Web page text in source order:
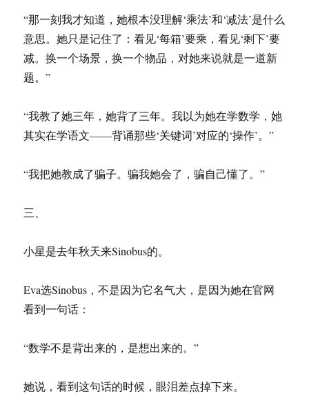
“那一刻我才知道，她根本没理解‘乘法’和‘减法’是什么
意思。她只是记住了：看见‘每箱’要乘，看见‘剩下’要
减。换一个场景，换一个物品，对她来说就是一道新
题。”
“我教了她三年，她背了三年。我以为她在学数学，她
其实在学语文——背诵那些‘关键词’对应的‘操作’。”
“我把她教成了骗子。骗我她会了，骗自己懂了。”
三、
小星是去年秋天来Sinobus的。
Eva选Sinobus，不是因为它名气大，是因为她在官网
看到一句话：
“数学不是背出来的，是想出来的。”
她说，看到这句话的时候，眼泪差点掉下来。